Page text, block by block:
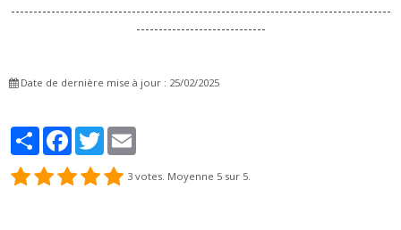
-------------------------------------------------------------------------------------
-----------------------------
Date de dernière mise à jour : 25/02/2025
PartagerFacebook
Twitter
3 votes. Moyenne 5 sur 5.